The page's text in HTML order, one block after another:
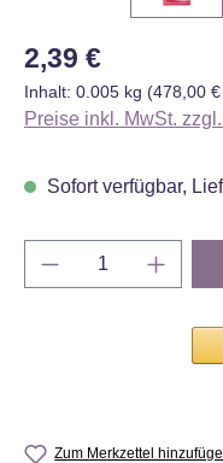
Regulärer Preis:
2,39 €
Inhalt: 0.005 kg (478,00
Preise inkl. MwSt.
Sofort verfügbar,
Produkt
Zum Merkzettel